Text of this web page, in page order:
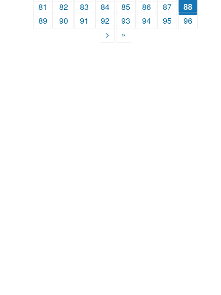
81
82 83 84 85 86 87
88
89
90 91 92 93 94 95
96
>
»